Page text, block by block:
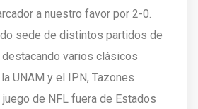
a nuestro favor por 2-0.
sede de distintos partidos de
varios clásicos
UNAM y el IPN, Tazones
de NFL fuera de Estados